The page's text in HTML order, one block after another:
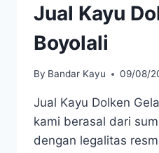
Jual Kayu
Boyolali
By Bandar Kayu 09/08/
Jual Kayu Dolken
kami berasal dari
dengan legalitas